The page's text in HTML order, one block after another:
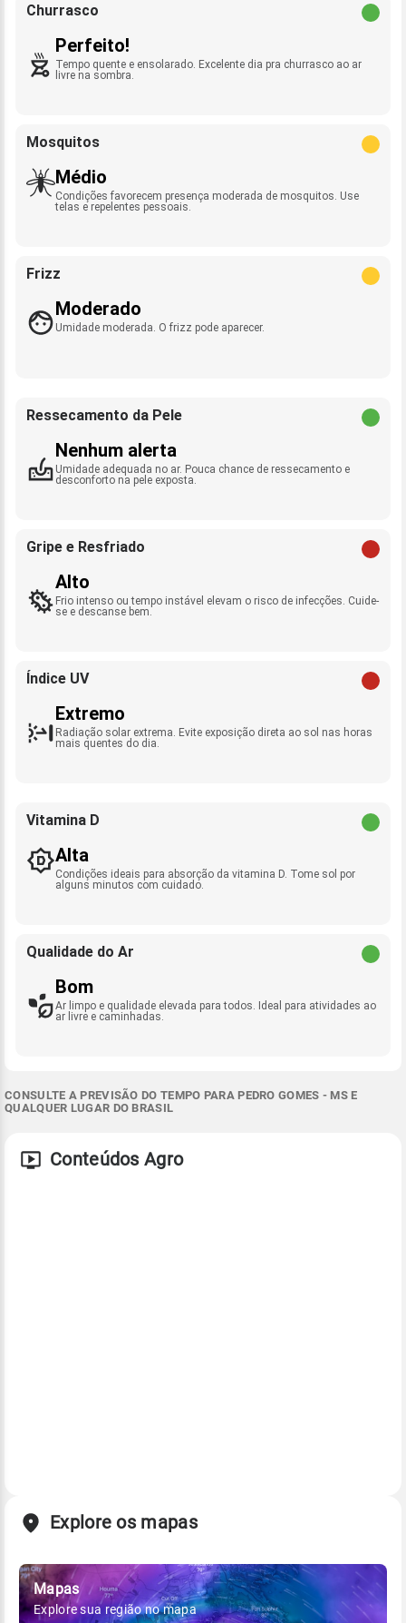
Churrasco
Perfeito!
Tempo quente e ensolarado. Excelente dia pra churrasco ao ar
livre na sombra.
Mosquitos
Médio
Condições favorecem presença moderada de mosquitos. Use
telas e repelentes pessoais.
Frizz
Moderado
Umidade moderada. O frizz pode aparecer.
Ressecamento da Pele
Nenhum alerta
Umidade adequada no ar. Pouca chance de ressecamento e
desconforto na pele exposta.
Gripe e Resfriado
Alto
Frio intenso ou tempo instável elevam o risco de infecções. Cuide-
se e descanse bem.
Índice UV
Extremo
Radiação solar extrema. Evite exposição direta ao sol nas horas
mais quentes do dia.
Vitamina D
Alta
Condições ideais para absorção da vitamina D. Tome sol por
alguns minutos com cuidado.
Qualidade do Ar
Bom
Ar limpo e qualidade elevada para todos. Ideal para atividades ao
ar livre e caminhadas.
CONSULTE A PREVISÃO DO TEMPO PARA PEDRO GOMES - MS E
QUALQUER LUGAR DO BRASIL
Conteúdos Agro
Explore os mapas
Mapas
Explore sua região no mapa